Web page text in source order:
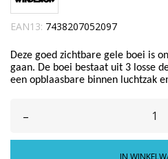
EAN13: 7438207052097
Deze goed zichtbare gele boei is
gaan. De boei bestaat uit 3 losse
een opblaasbare binnen luchtzak
–
IN